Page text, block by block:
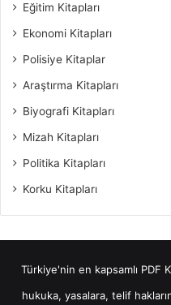
Eğitim Kitapları
Ekonomi Kitapları
Polisiye Kitaplar
Araştırma Kitapları
Biyografi Kitapları
Mizah Kitapları
Politika Kitapları
Korku Kitapları
Türkiye'nin en kapsamlı PDF
hukuka, yasalara, telif